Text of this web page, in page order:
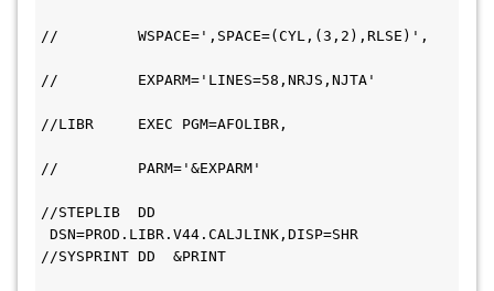
//         WSPACE=',SPACE=(CYL,(3,2),RLSE)',
//         EXPARM='LINES=58,NRJS,NJTA'
//LIBR     EXEC PGM=AFOLIBR,
//         PARM='&EXPARM'
//STEPLIB  DD
DSN=PROD.LIBR.V44.CALJLINK,DISP=SHR
//SYSPRINT DD  &PRINT